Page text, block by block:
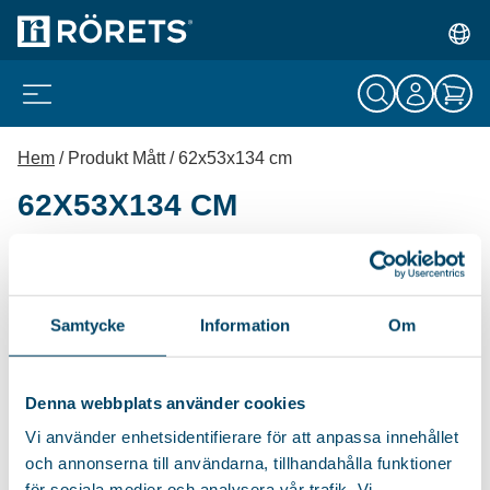
Samtycke Information Om
Denna webbplats använder cookies
Vi använder enhetsidentifierare för att anpassa innehållet
och annonserna till användarna, tillhandahålla funktioner
Hem / Produkt Mått / 62x53x134 cm
62X53X134 CM
RISE BASIC
Den lite enklare versionen av
funktion...
479kr
Det
ursprungliga
279kr
Det
nuvarande